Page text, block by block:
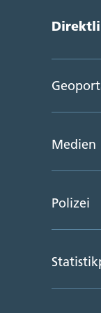
Medien
Polizei